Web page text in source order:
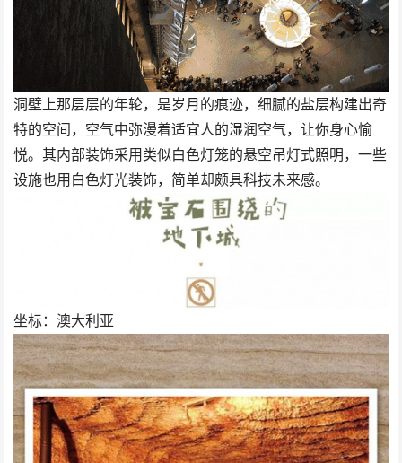
洞壁上那层层的年轮，是岁月的痕迹，细腻的盐层构建出奇
特的空间，空气中弥漫着适宜人的湿润空气，让你身心愉
悦。其内部装饰采用类似白色灯笼的悬空吊灯式照明，一些
设施也用白色灯光装饰，简单却颇具科技未来感。
坐标：澳大利亚